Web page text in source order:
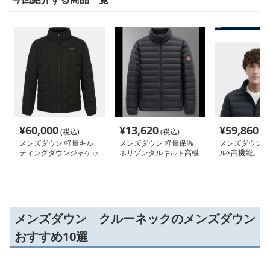
¥60,000(税込)
メンズダウン 軽量キル
ティングダウンジャケッ
¥13,620(税込)
メンズダウン 軽量保温
ホリゾンタルキルト高機
¥59,860
メンズダウン
ル×高機能。毎
メンズダウン クルーネックのメンズダウン
おすすめ10選